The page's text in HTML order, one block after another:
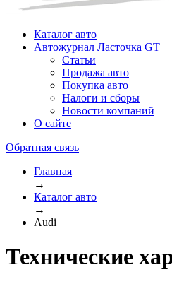
Каталог авто
Автожурнал Ласточка GT
Статьи
Продажа авто
Покупка авто
Налоги и сборы
Новости компаний
О сайте
Обратная связь
Главная
→
Каталог авто
→
Audi
Технические